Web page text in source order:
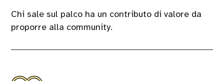
Chi sale sul palco ha un contributo di valore da
proporre alla community.